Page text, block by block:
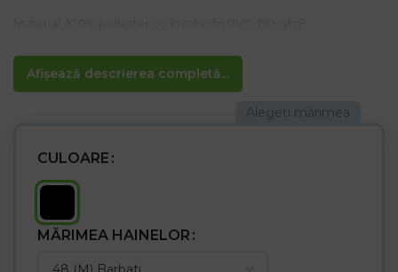
Afișează descrierea completă...
Căptușeală: fleece 150 g/m² (100% poliester), partea superioară
matlasată 50 g/m² din tafta 100% poliester 210T, partea inferioară
și mânecile 50 g/m²
– Guler ridicat
cu închidere suplimentară cu velcro pentru o mai bună
– Două buzunare inferioare și un buzunar la piept cu fermoar
– Buzunar interior suplimentar cu închidere cu velcro și un alt
– Mâneci cu manșete și închidere suplimentară cu velcro
CULOARE
MĂRIMEA HAINELOR